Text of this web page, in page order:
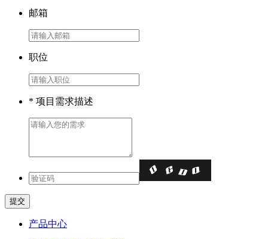
邮箱
职位
* 项目需求描述
产品中心